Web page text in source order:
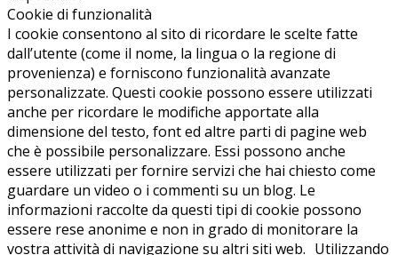
Cookie di funzionalità
I cookie consentono al sito di ricordare le scelte fatte
dall’utente (come il nome, la lingua o la regione di
provenienza) e forniscono funzionalità avanzate
personalizzate. Questi cookie possono essere utilizzati
anche per ricordare le modifiche apportate alla
dimensione del testo, font ed altre parti di pagine web
che è possibile personalizzare. Essi possono anche
essere utilizzati per fornire servizi che hai chiesto come
guardare un video o i commenti su un blog. Le
informazioni raccolte da questi tipi di cookie possono
essere rese anonime e non in grado di monitorare la
vostra attività di navigazione su altri siti web. Utilizzando